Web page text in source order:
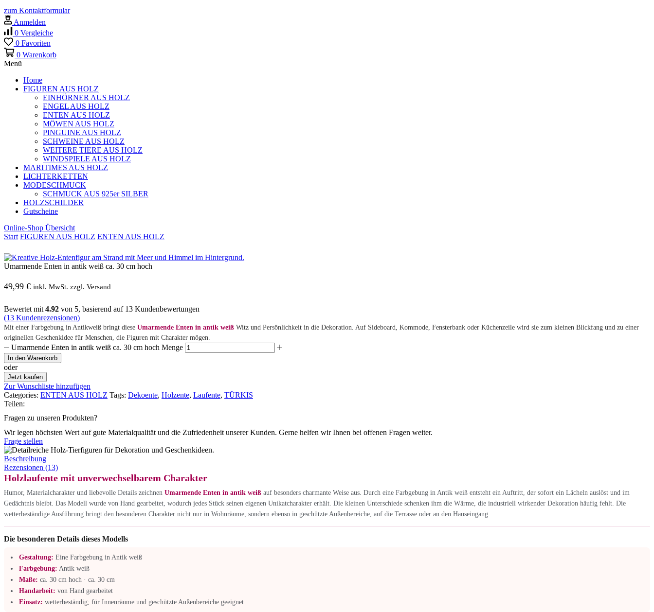
zum Kontaktformular
Anmelden
0 Vergleiche
0 Favoriten
0 Warenkorb
Menü
Home
FIGUREN AUS HOLZ
EINHÖRNER AUS HOLZ
ENGEL AUS HOLZ
ENTEN AUS HOLZ
MÖWEN AUS HOLZ
PINGUINE AUS HOLZ
SCHWEINE AUS HOLZ
WEITERE TIERE AUS HOLZ
WINDSPIELE AUS HOLZ
MARITIMES AUS HOLZ
LICHTERKETTEN
MODESCHMUCK
SCHMUCK AUS 925er SILBER
HOLZSCHILDER
Gutscheine
Online-Shop Übersicht
Start FIGUREN AUS HOLZ ENTEN AUS HOLZ
Umarmende Enten in antik weiß ca. 30 cm hoch
49,99 € inkl. MwSt. zzgl. Versand
Bewertet mit 4.92 von 5, basierend auf 13 Kundenbewertungen
(13 Kundenrezensionen)
Mit einer Farbgebung in Antikweiß bringt diese Umarmende Enten in antik weiß Witz und Persönlichkeit in die Dekoration. Auf Sideboard, Kommode, Fensterbank oder Küchenzeile wird sie zum kleinen Blickfang und zu einer
originellen Geschenkidee für Menschen, die Figuren mit Charakter mögen.
Umarmende Enten in antik weiß ca. 30 cm hoch Menge
In den Warenkorb
oder
Jetzt kaufen
Zur Wunschliste hinzufügen
Categories: ENTEN AUS HOLZ Tags: Dekoente, Holzente, Laufente, TÜRKIS
Teilen:
Fragen zu unseren Produkten?
Wir legen höchsten Wert auf gute Materialqualität und die Zufriedenheit unserer Kunden. Gerne helfen wir Ihnen bei offenen Fragen weiter.
Frage stellen
Beschreibung
Rezensionen (13)
Holzlaufente mit unverwechselbarem Charakter
Humor, Materialcharakter und liebevolle Details zeichnen Umarmende Enten in antik weiß auf besonders charmante Weise aus. Durch eine Farbgebung in Antik weiß entsteht ein Auftritt, der sofort ein Lächeln auslöst und im
Gedächtnis bleibt. Das Modell wurde von Hand gearbeitet, wodurch jedes Stück seinen eigenen Unikatcharakter erhält. Die kleinen Unterschiede schenken ihm die Wärme, die industriell wirkender Dekoration häufig fehlt. Die
wetterbeständige Ausführung bringt den besonderen Charakter nicht nur in Wohnräume, sondern ebenso in geschützte Außenbereiche, auf die Terrasse oder an den Hauseingang.
Die besonderen Details dieses Modells
Gestaltung: Eine Farbgebung in Antik weiß
Farbgebung: Antik weiß
Maße: ca. 30 cm hoch · ca. 30 cm
Handarbeit: von Hand gearbeitet
Einsatz: wetterbeständig; für Innenräume und geschützte Außenbereiche geeignet